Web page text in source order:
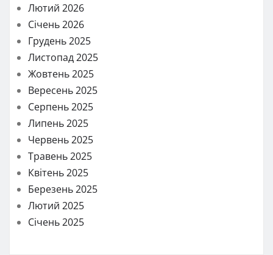
Лютий 2026
Січень 2026
Грудень 2025
Листопад 2025
Жовтень 2025
Вересень 2025
Серпень 2025
Липень 2025
Червень 2025
Травень 2025
Квітень 2025
Березень 2025
Лютий 2025
Січень 2025